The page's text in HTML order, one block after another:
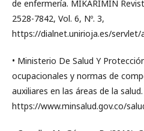
de enfermería. MIKARIMIN
2528-7842, Vol. 6, Nº. 3,
https://dialnet.unirioja.es/servlet/
• Ministerio De Salud Y
ocupacionales y normas de
auxiliares en las áreas de la salud.
https://www.minsalud.gov.co/